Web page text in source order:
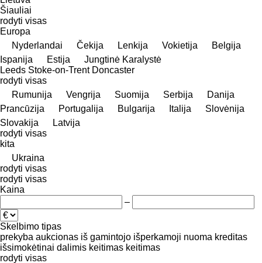
Šiauliai
rodyti visas
Europa
Nyderlandai
Čekija Lenkija Vokietija
Belgija
Ispanija
Estija
Jungtinė Karalystė
Leeds Stoke-on-Trent Doncaster
rodyti visas
Rumunija
Vengrija Suomija Serbija
Danija
Prancūzija
Portugalija Bulgarija Italija
Slovėnija
Slovakija
Latvija
rodyti visas
kita
Ukraina
rodyti visas
rodyti visas
Kaina
–
Skelbimo tipas
prekyba aukcionas iš gamintojo išperkamoji nuoma kreditas
išsimokėtinai dalimis keitimas keitimas
rodyti visas